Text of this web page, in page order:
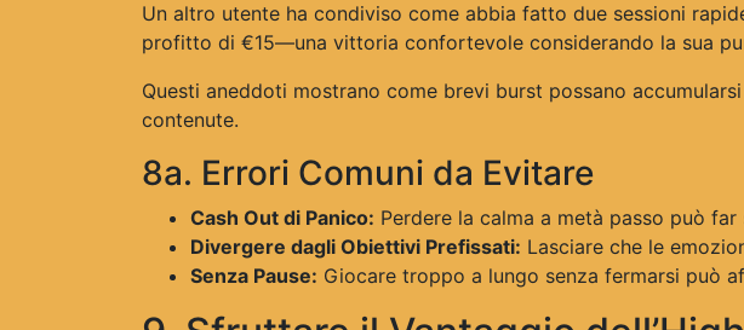
Un altro utente ha condiviso come abbia fatto due sessioni
profitto di €15—una vittoria confortevole considerando la sua
Questi aneddoti mostrano come brevi burst possano
contenute.
8a. Errori Comuni da Evitare
Cash Out di Panico: Perdere la calma a metà passo può
Divergere dagli Obiettivi Prefissati: Lasciare che le
Senza Pause: Giocare troppo a lungo senza fermarsi può